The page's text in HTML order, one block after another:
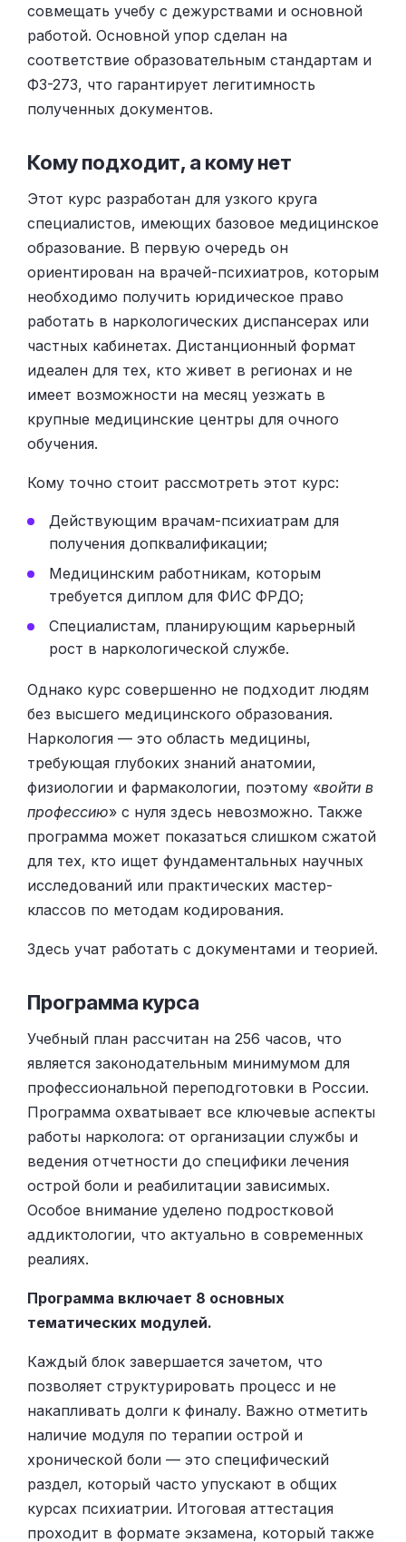
совмещать учебу с дежурствами и основной
работой. Основной упор сделан на
соответствие образовательным стандартам и
ФЗ-273, что гарантирует легитимность
полученных документов.
Кому подходит, а кому нет
Этот курс разработан для узкого круга
специалистов, имеющих базовое медицинское
образование. В первую очередь он
ориентирован на врачей-психиатров, которым
необходимо получить юридическое право
работать в наркологических диспансерах или
частных кабинетах. Дистанционный формат
идеален для тех, кто живет в регионах и не
имеет возможности на месяц уезжать в
крупные медицинские центры для очного
обучения.
Кому точно стоит рассмотреть этот курс:
Действующим врачам-психиатрам для
получения допквалификации;
Медицинским работникам, которым
требуется диплом для ФИС ФРДО;
Специалистам, планирующим карьерный
рост в наркологической службе.
Однако курс совершенно не подходит людям
без высшего медицинского образования.
Наркология — это область медицины,
требующая глубоких знаний анатомии,
физиологии и фармакологии, поэтому «войти в
профессию» с нуля здесь невозможно. Также
программа может показаться слишком сжатой
для тех, кто ищет фундаментальных научных
исследований или практических мастер-
классов по методам кодирования.
Здесь учат работать с документами и теорией.
Программа курса
Учебный план рассчитан на 256 часов, что
является законодательным минимумом для
профессиональной переподготовки в России.
Программа охватывает все ключевые аспекты
работы нарколога: от организации службы и
ведения отчетности до специфики лечения
острой боли и реабилитации зависимых.
Особое внимание уделено подростковой
аддиктологии, что актуально в современных
реалиях.
Программа включает 8 основных
тематических модулей.
Каждый блок завершается зачетом, что
позволяет структурировать процесс и не
накапливать долги к финалу. Важно отметить
наличие модуля по терапии острой и
хронической боли — это специфический
раздел, который часто упускают в общих
курсах психиатрии. Итоговая аттестация
проходит в формате экзамена, который также